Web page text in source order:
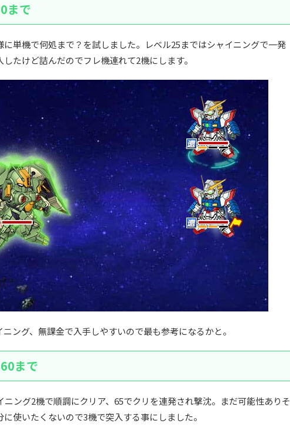
まで
に単機で何処まで？を試しました。レベル25まではシャイニングで一発
たけど詰んだのでフレ機連れて2機にします。
ング、無課金で入手しやすいので最も参考になるかと。
まで
ニング2機で順調にクリア、65でクリを連発され撃沈。まだ可能性ありそ
使いたくないので3機で突入する事にしました。